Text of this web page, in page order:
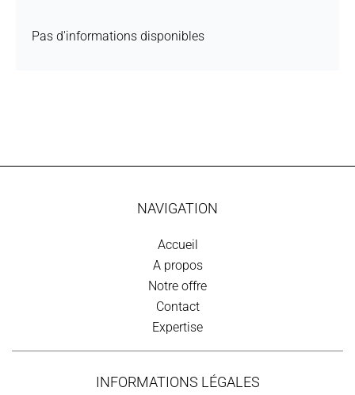
Pas d'informations disponibles
NAVIGATION
Accueil
A propos
Notre offre
Contact
Expertise
INFORMATIONS LÉGALES